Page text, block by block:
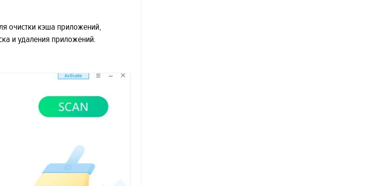
очистки кэша приложений,
и удаления приложений.